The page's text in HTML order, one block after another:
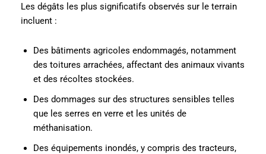
Les dégâts les plus significatifs observés sur le terrain
incluent :
Des bâtiments agricoles endommagés, notamment
des toitures arrachées, affectant des animaux vivants
et des récoltes stockées.
Des dommages sur des structures sensibles telles
que les serres en verre et les unités de
méthanisation.
Des équipements inondés, y compris des tracteurs,